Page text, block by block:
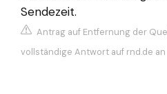
Sendezeit.
Antrag auf Entfernung der
vollständige Antwort auf rnd.de an